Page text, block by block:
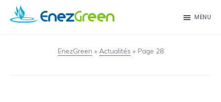
Passer
au
MENU
EnezGreen » Actualités » Page 28